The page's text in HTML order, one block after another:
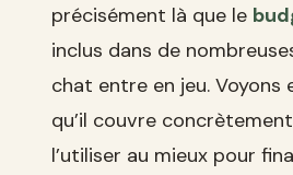
précisément là que le
inclus dans de
chat entre en jeu. Voyons
qu’il couvre
l’utiliser au mieux pour